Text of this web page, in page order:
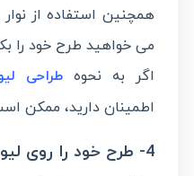
همچنین استفاده از
می خواهید طرح خود را
اگر به نحوه طراحی
اطمینان دارید، ممکن
4- طرح خود را روی لیوان خود نقاشی کنید.